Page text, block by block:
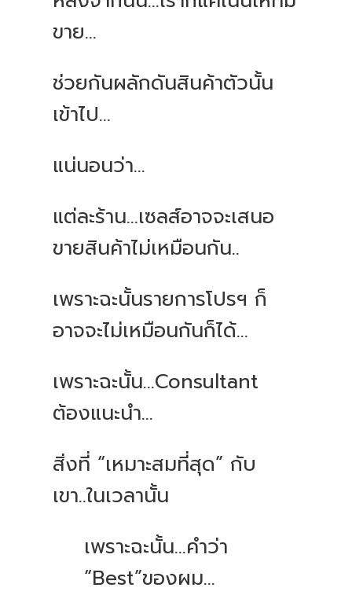
ขาย...
ช่วยกันผลักดันสินค้าตัวนั้น
เข้าไป...
แน่นอนว่า...
แต่ละร้าน...เซลส์อาจจะเสนอ
ขายสินค้าไม่เหมือนกัน..
เพราะฉะนั้นรายการโปรฯ ก็
อาจจะไม่เหมือนกันก็ได้...
เพราะฉะนั้น...Consultant
ต้องแนะนำ...
สิ่งที่ “เหมาะสมที่สุด” กับ
เขา..ในเวลานั้น
เพราะฉะนั้น...คำว่า
“Best”ของผม...